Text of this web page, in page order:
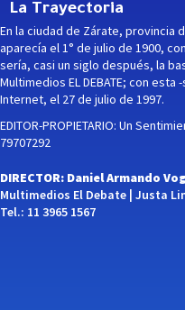
La Trayectoria
En la ciudad de Zárate, provincia
aparecía el 1° de julio de 1900,
sería, casi un siglo después, la
Multimedios EL DEBATE; con
Internet, el 27 de julio de 1997.
EDITOR-PROPIETARIO: Un
79707292
DIRECTOR: Daniel Armando
Multimedios El Debate | Justa
Tel.: 11 3965 1567